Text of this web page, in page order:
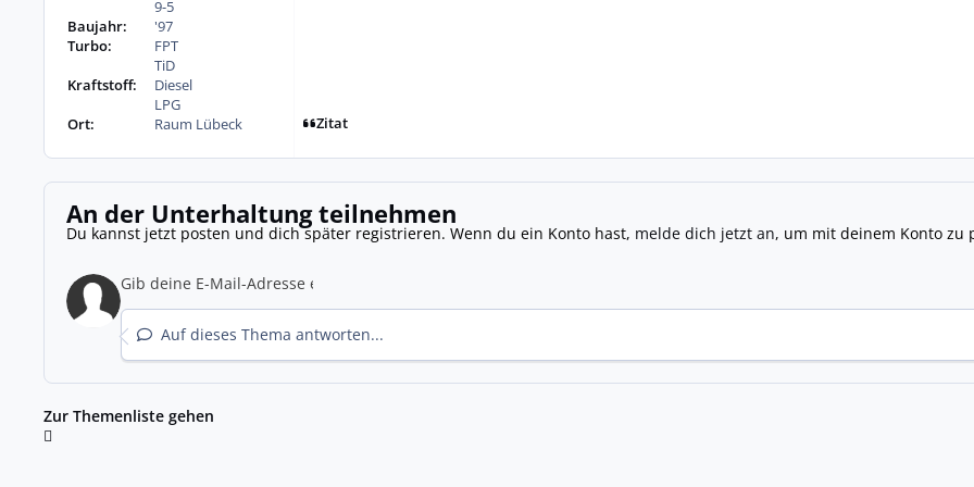
9-5
Baujahr:
'97
Turbo:
FPT
TiD
Kraftstoff:
Diesel
LPG
Ort:
Raum Lübeck Zitat
An der Unterhaltung teilnehmen
Du kannst jetzt posten und dich später registrieren. Wenn du ein Konto hast, melde dich jetzt an, um mit deinem Konto zu
Auf dieses Thema antworten...
Zur Themenliste gehen